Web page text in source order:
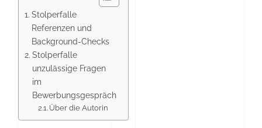
Stolperfalle
Referenzen und
Background-Checks
Stolperfalle
unzulässige Fragen
im
Bewerbungsgespräch
Über die Autorin